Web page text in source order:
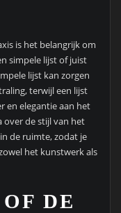
is het belangrijk om
simpele lijst of juist
lijst kan zorgen
terwijl een lijst
en elegantie aan het
over de stijl van het
de ruimte, zodat je
het kunstwerk als
DE